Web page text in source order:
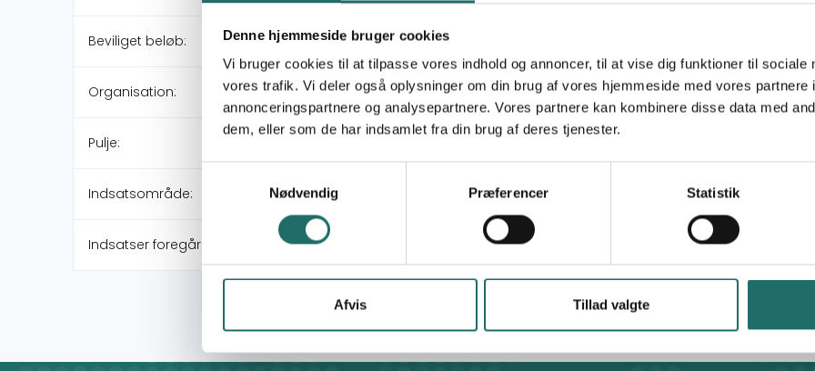
Denne hjemmeside bruger cookies
Vi bruger cookies til at tilpasse vores indhold og annoncer, til at vise dig funktioner til sociale
vores trafik. Vi deler også oplysninger om din brug af vores hjemmeside med vores partnere
annonceringspartnere og analysepartnere. Vores partnere kan kombinere disse data med
dem, eller som de har indsamlet fra din brug af deres tjenester.
Nødvendig
Præferencer Statistik
Afvis Tillad valgte
Beviliget beløb: 7.488,- DKK
Organisation: PlanBørnefonden
Pulje: Oplysningspuljen
Indsatsområde: Oplysningsaktivitet
Indsatser foregår i: